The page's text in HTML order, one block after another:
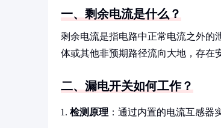
一、剩余电流是什么？
剩余电流是指电路中正常电流之外的
体或其他非预期路径流向大地，存在
二、漏电开关如何工作？
检测原理 ：通过内置的电流互感器